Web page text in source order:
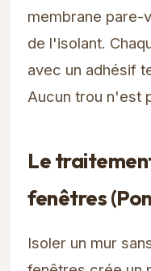
membrane pare-
de l'isolant.
avec un adhésif
Aucun trou n'est
Le
fenêtres
Isoler un mur